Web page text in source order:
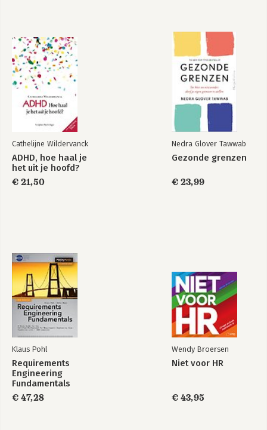
Cathelijne Wildervanck
ADHD, hoe haal je
het uit je hoofd?
€ 21,50
Nedra Glover Tawwab
Gezonde grenzen
€ 23,99
Klaus Pohl
Requirements
Engineering
Fundamentals
€ 47,28
Wendy Broersen
Niet voor HR
€ 43,95